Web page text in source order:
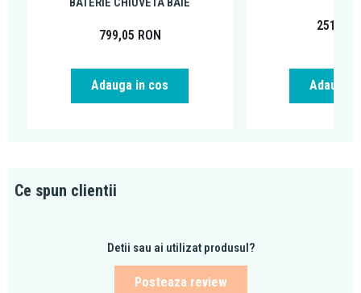
799,05 RON
Adauga in cos
251,99
Adauga
Ce spun clientii
Detii sau ai utilizat produsul?
Posteaza review